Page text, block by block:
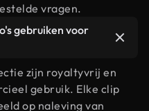
vragen.
gebruiken voor
zijn royaltyvrij en
gebruik. Elke clip
op naleving van